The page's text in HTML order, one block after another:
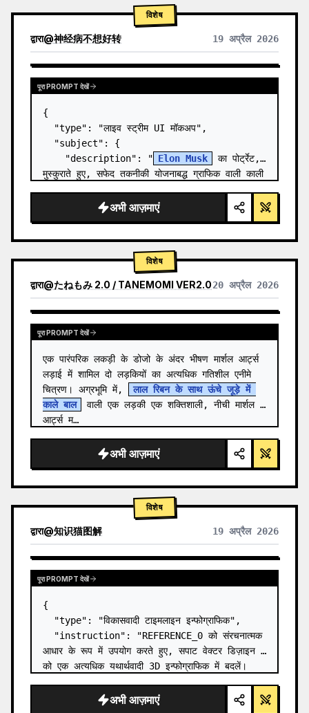
विशेष
द्वारा@神经病不想好转 19 अप्रैल 2026
पूरा PROMPT देखें
{
  "type": "लाइव स्ट्रीम UI मॉकअप",
  "subject": {
    "description": "
Elon Musk
का पोर्ट्रेट,
मुस्कुराते हुए, सफेद तकनीकी योजनाबद्ध ग्राफिक वाली काली
    "background": "बाईं ओर '{argument
name=\"le…
अभी आज़माएं
विशेष
द्वारा@たねもみ 2.0 / TANEMOMI VER2.020 अप्रैल 2026
पूरा PROMPT देखें
एक पारंपरिक लकड़ी के डोजो के अंदर भीषण मार्शल आर्ट्स
लड़ाई में शामिल दो लड़कियों का अत्यधिक गतिशील एनीमे
चित्रण। अग्रभूमि में,
लाल रिबन के साथ ऊंचे जूड़े में
काले बाल
वाली एक लड़की एक शक्तिशाली, नीची मार्शल
आर्ट्स म…
अभी आज़माएं
विशेष
द्वारा@知识猫图解 19 अप्रैल 2026
पूरा PROMPT देखें
{
  "type": "विकासवादी टाइमलाइन इन्फोग्राफिक",
  "instruction": "REFERENCE_0 को संरचनात्मक
आधार के रूप में उपयोग करते हुए, सपाट वेक्टर डिज़ाइन
को एक अत्यधिक यथार्थवादी 3D इन्फोग्राफिक में बदलें।
अभी आज़माएं